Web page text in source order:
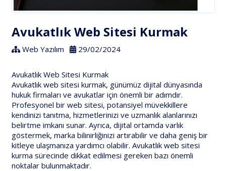
Avukatlık Web Sitesi Kurmak
Web Yazılım 29/02/2024
Avukatlık Web Sitesi Kurmak
Avukatlık web sitesi kurmak, günümüz dijital dünyasında
hukuk firmaları ve avukatlar için önemli bir adımdır.
Profesyonel bir web sitesi, potansiyel müvekkillere
kendinizi tanıtma, hizmetlerinizi ve uzmanlık alanlarınızı
belirtme imkanı sunar. Ayrıca, dijital ortamda varlık
göstermek, marka bilinirliğinizi artırabilir ve daha geniş bir
kitleye ulaşmanıza yardımcı olabilir. Avukatlık web sitesi
kurma sürecinde dikkat edilmesi gereken bazı önemli
noktalar bulunmaktadır.